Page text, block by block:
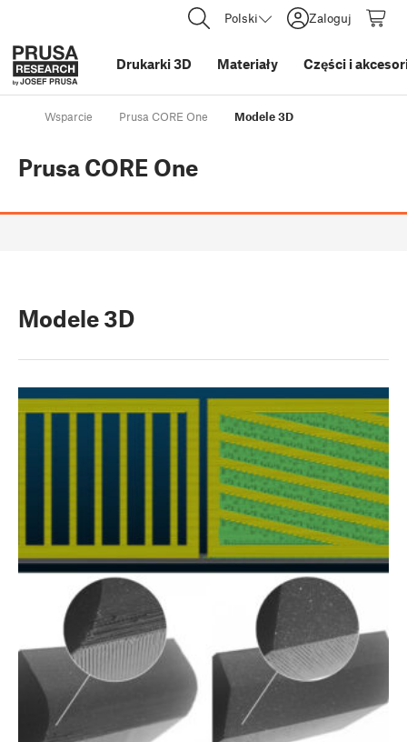
Polski Zaloguj
Drukarki 3D Materiały Części i
Wsparcie Prusa CORE One Modele 3D
Prusa CORE One
Modele 3D